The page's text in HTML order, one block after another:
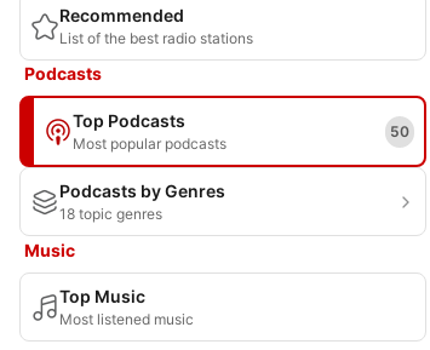
Recommended
List of the best radio stations
Podcasts
Top Podcasts
Most popular podcasts
50
Podcasts by Genres
18 topic genres
Music
Top Music
Most listened music